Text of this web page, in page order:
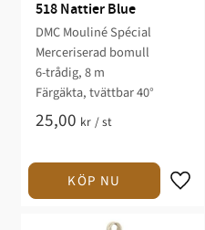
518 Nattier Blue
DMC Mouliné Spécial
Merceriserad bomull
6-trådig, 8 m
Färgäkta, tvättbar 40°
25,00 kr /st